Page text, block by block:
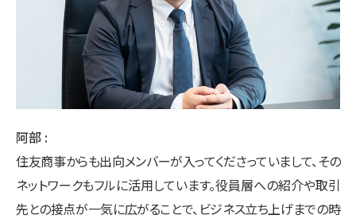
阿部
住友商事からも出向メンバーが入ってくださっていまして、その
ネットワークもフルに活用しています。役員層への紹介や取引
先との接点が一気に広がることで、ビジネス立ち上げまでの時